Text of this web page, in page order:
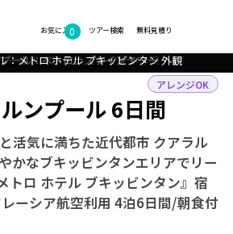
お気に入り
0 無料見積り
ツアー検索
クアラルンプール ツアー詳細
ンプール 6日間
活気に満ちた近代都市 クアラル
かなブキッビンタンエリアでリー
トロ ホテル ブキッビンタン』宿
ーシア航空利用 4泊6日間/朝食付
アレンジOK
プール：KLシティギャラリー
ール：スリ マハ マリアマン寺院
ール：ペトロナスツインタワー
：メトロ ホテル ブキッビンタン 外観
メトロ ホテル ブキッビンタン 客室一例
フォトギャラリー